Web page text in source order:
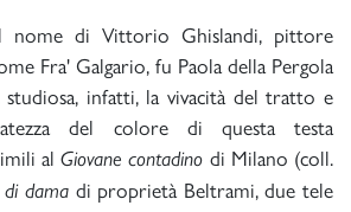
di Vittorio Ghislandi, pittore
Fra' Galgario, fu Paola della Pergola
infatti, la vivacità del tratto e
del colore di questa testa
al Giovane contadino di Milano (coll.
dama di proprietà Beltrami, due tele